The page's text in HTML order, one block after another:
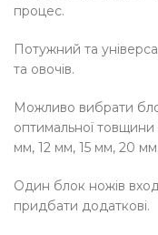
процес.
Потужний та
та овочів.
Можливо вибрати
оптимальної
мм, 12 мм, 15 мм, 20 мм.
Один блок ножів
придбати додаткові.